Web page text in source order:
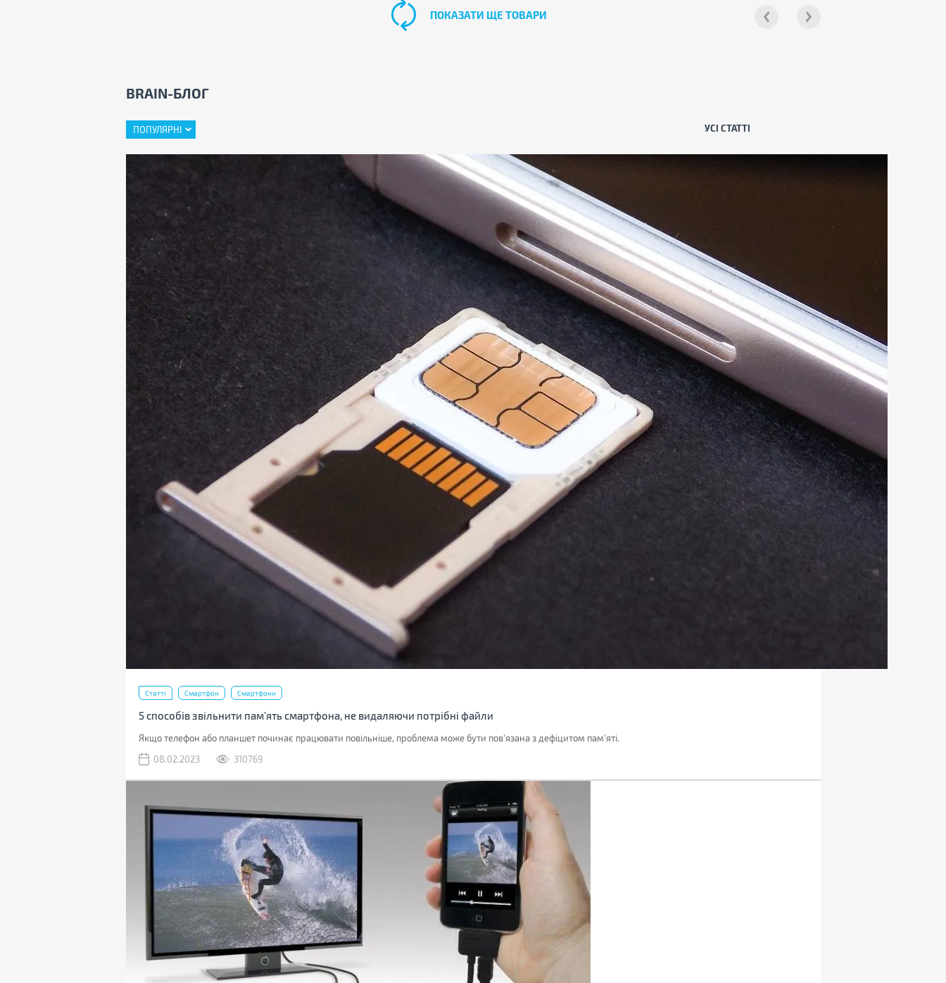
ПОКАЗАТИ ЩЕ ТОВАРИ
BRAIN-БЛОГ
ПОПУЛЯРНІ УСІ СТАТТІ
Статті Смартфон Смартфони
5 способів звільнити пам’ять смартфона, не видаляючи потрібні файли
Якщо телефон або планшет починає працювати повільніше, проблема може бути пов'язана з дефіцитом пам'яті.
08.02.2023
310769